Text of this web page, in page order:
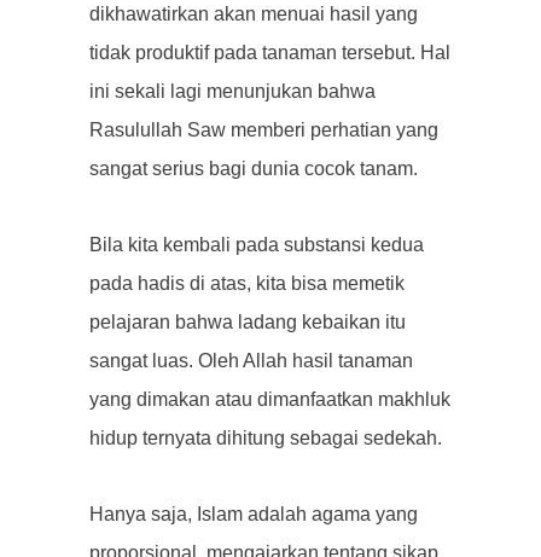
dikhawatirkan akan menuai hasil yang
tidak produktif pada tanaman tersebut. Hal
ini sekali lagi menunjukan bahwa
Rasulullah Saw memberi perhatian yang
sangat serius bagi dunia cocok tanam.
Bila kita kembali pada substansi kedua
pada hadis di atas, kita bisa memetik
pelajaran bahwa ladang kebaikan itu
sangat luas. Oleh Allah hasil tanaman
yang dimakan atau dimanfaatkan makhluk
hidup ternyata dihitung sebagai sedekah.
Hanya saja, Islam adalah agama yang